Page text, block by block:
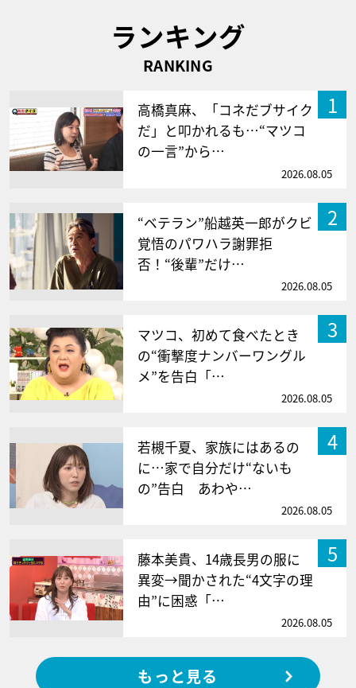
ランキング
RANKING
1
高橋真麻、「コネだブサイク
だ」と叩かれるも…“マツコ
の一言”から…
2026.08.05
2
“ベテラン”船越英一郎がクビ
覚悟のパワハラ謝罪拒
否！“後輩”だけ…
2026.08.05
3
マツコ、初めて食べたとき
の“衝撃度ナンバーワングル
メ”を告白「…
2026.08.05
4
若槻千夏、家族にはあるの
に…家で自分だけ“ないも
の”告白 あわや…
2026.08.05
5
藤本美貴、14歳長男の服に
異変→聞かされた“4文字の理
由”に困惑「…
2026.08.05
もっと見る